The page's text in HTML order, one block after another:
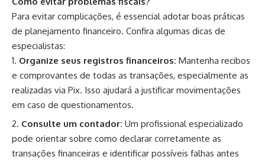
Para evitar complicações, é essencial adotar boas práticas
de planejamento financeiro. Confira algumas dicas de
especialistas:
Organize seus registros financeiros: Mantenha recibos
e comprovantes de todas as transações, especialmente as
realizadas via Pix. Isso ajudará a justificar movimentações
em caso de questionamentos.
Consulte um contador: Um profissional especializado
pode orientar sobre como declarar corretamente as
transações financeiras e identificar possíveis falhas antes